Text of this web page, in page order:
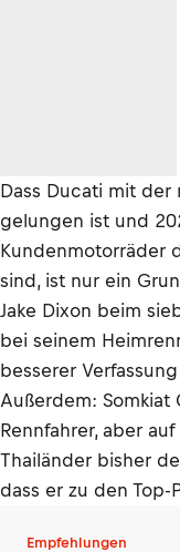
Dass Ducati mit der
gelungen ist und
Kundenmotorräder
sind, ist nur ein
Jake Dixon beim
bei seinem
besserer
Außerdem:
Rennfahrer, aber
Thailänder bisher
dass er zu den Top-
Empfehlungen